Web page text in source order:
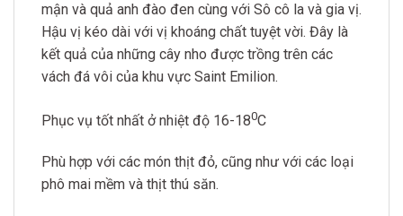
mận và quả anh đào đen cùng với Sô cô la và gia vị.
Hậu vị kéo dài với vị khoáng chất tuyệt vời. Đây là
kết quả của những cây nho được trồng trên các
vách đá vôi của khu vực Saint Emilion.
Phục vụ tốt nhất ở nhiệt độ 16-180C
Phù hợp với các món thịt đỏ, cũng như với các loại
phô mai mềm và thịt thú săn.